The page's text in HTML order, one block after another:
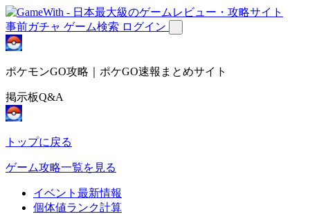
事前ガチャ ゲーム検索 ログイン
ポケモンGO攻略｜ポケGO速報まとめサイト
掲示板Q&A
トップに戻る
ゲーム攻略一覧を見る
イベント最新情報
個体値ランク計算